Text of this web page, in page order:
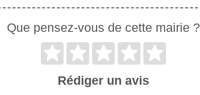
Que pensez-vous de cette mairie ?
Rédiger un avis